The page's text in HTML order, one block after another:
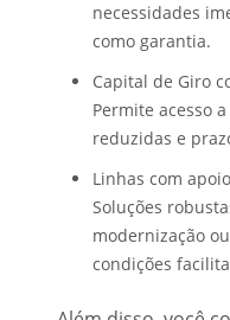
necessidades
como garantia.
Capital de Giro
Permite acesso
reduzidas e
Linhas com
Soluções
modernização
condições